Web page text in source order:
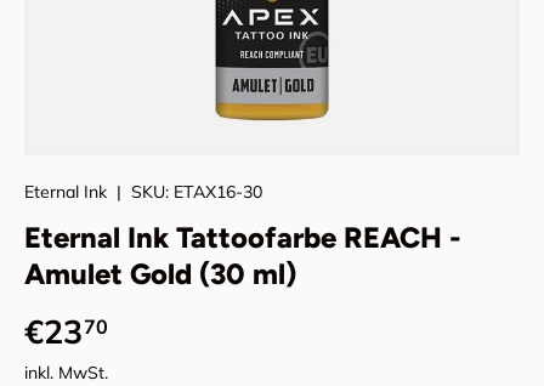
Eternal Ink | SKU: ETAX16-30
Eternal Ink Tattoofarbe REACH -
Amulet Gold (30 ml)
Normaler Preis
€2370
inkl. MwSt.